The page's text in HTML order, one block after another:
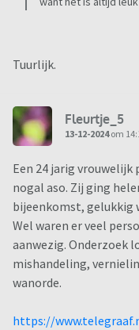
Tuurlijk.
Fleurtje_5
13-12-2024om
Een 24 jarig
nogal aso. Zij ging
bijeenkomst, gelukkig
Wel waren er veel
aanwezig. Onderzoek
mishandeling,
wanorde.
https://